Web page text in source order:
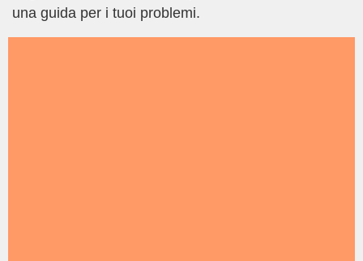
una guida per i tuoi problemi.